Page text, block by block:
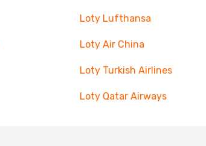
Loty Lufthansa
Loty Air China
Loty Turkish Airlines
Loty Qatar Airways